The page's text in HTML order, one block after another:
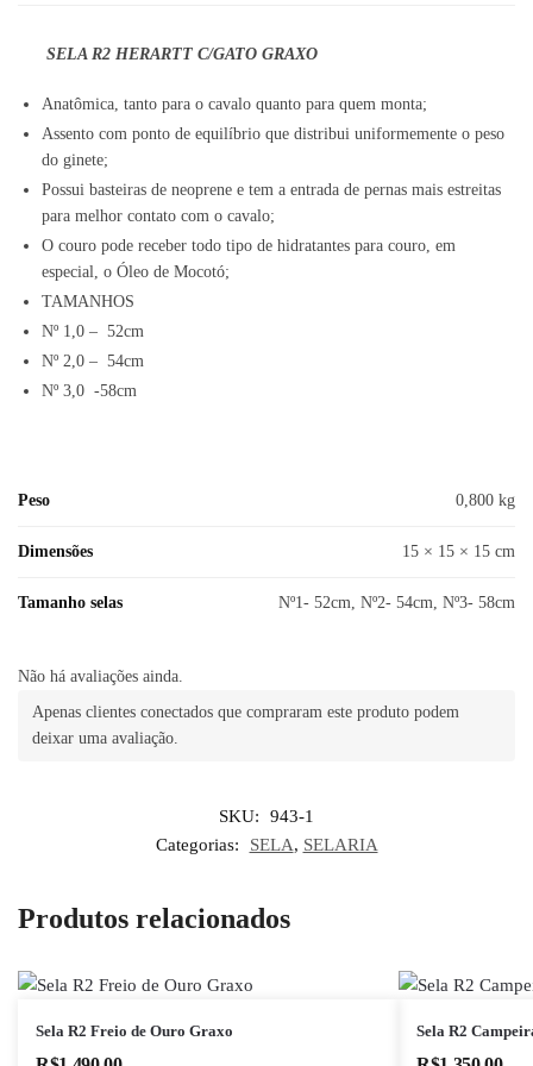
SELA R2 HERARTT C/GATO GRAXO
Anatômica, tanto para o cavalo quanto para quem monta;
Assento com ponto de equilíbrio que distribui uniformemente o peso
do ginete;
Possui basteiras de neoprene e tem a entrada de pernas mais estreitas
para melhor contato com o cavalo;
O couro pode receber todo tipo de hidratantes para couro, em
especial, o Óleo de Mocotó;
TAMANHOS
Nº 1,0 – 52cm
Nº 2,0 – 54cm
Nº 3,0 -58cm
Peso 0,800 kg
Dimensões 15 × 15 × 15 cm
Tamanho selas Nº1- 52cm, Nº2- 54cm, Nº3- 58cm
Não há avaliações ainda.
Apenas clientes conectados que compraram este produto podem
deixar uma avaliação.
SKU:
943-1
Categorias:
SELA, SELARIA
Produtos relacionados
Sela R2 Freio de Ouro Graxo
Este
produto
Sela R2
Este
produto